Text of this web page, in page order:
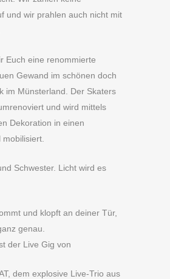
und wir prahlen auch nicht mit
Euch eine renommierte
Gewand im schönen doch
im Münsterland. Der Skaters
und wird mittels
Dekoration in einen
Schwester. Licht wird es
und klopft an deiner Tür,
genau.
der Live Gig von
dem explosive Live-Trio aus